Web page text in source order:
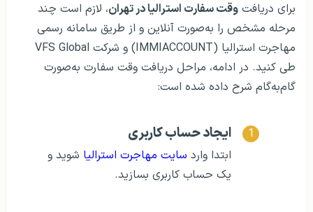
برای دریافت وقت سفارت استرالیا در تهران، لازم است چند
مرحله مشخص را به‌صورت آنلاین و از طریق سامانه رسمی
مهاجرت استرالیا (IMMIACCOUNT) و شرکت VFS Global
طی کنید. در ادامه، مراحل دریافت وقت سفارت به‌صورت
گام‌به‌گام شرح داده شده است:
ایجاد حساب کاربری
ابتدا وارد سایت مهاجرت استرالیا شوید و
یک حساب کاربری بسازید.